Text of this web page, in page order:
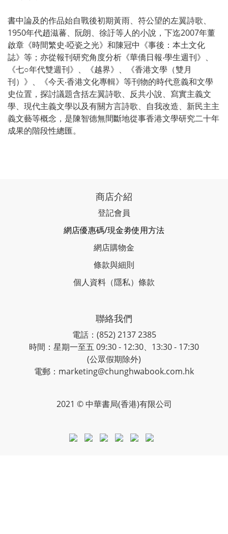
書中論及的作品始自戰後初期黃雨、符公望的左翼詩歌、
1950年代趙滋蕃、阮朗、徐訏等人的小說，下迄2007年董
啟章《時間繁史‧啞瓷之光》和陳冠中《事後：本土文化
誌》等；亦從報刊研究角度分析《華僑日報‧學生週刊》、
《七○年代雙週刊》、《越界》、《香港文學（雙月
刊）》、《今天‧香港文化專輯》等刊物的時代意義和文學
史位置，探討議題含括左翼詩歌、反共小說、寫實主義文
學、現代主義文學以及有關方言詩歌、自我改造、新民主主
義文藝等概念，是陳智德無間斷地從事香港文學研究二十年
成果的階段性總匯。
商店介紹
登記會員
網店優惠碼/現金劵使用方法
網店購物金
條款與細則
個人資料（隱私）條款
聯絡我們
電話：(852) 2137 2385
時間：星期一至五 09:30 - 12:30、13:30 - 17:30
(公眾假期除外)
電郵：marketing@chunghwabook.com.hk
2021 © 中華書局(香港)有限公司